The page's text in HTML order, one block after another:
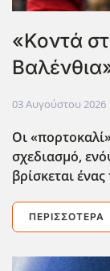
«Κοντά
03 Αυγούστου 2026
Οι
σχεδιασμό,
βρίσκεται
ΠΕΡΙΣΣΌΤΕΡΑ